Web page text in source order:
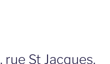
St Jacques,